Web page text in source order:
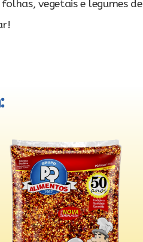
vegetais e legumes de